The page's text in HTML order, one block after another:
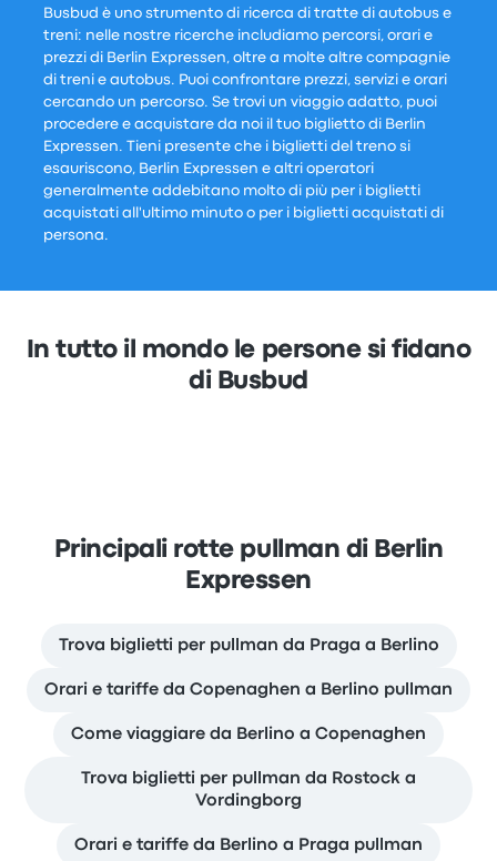
Busbud è uno strumento di ricerca di tratte di autobus e
treni: nelle nostre ricerche includiamo percorsi, orari e
prezzi di Berlin Expressen, oltre a molte altre compagnie
di treni e autobus. Puoi confrontare prezzi, servizi e orari
cercando un percorso. Se trovi un viaggio adatto, puoi
procedere e acquistare da noi il tuo biglietto di Berlin
Expressen. Tieni presente che i biglietti del treno si
esauriscono, Berlin Expressen e altri operatori
generalmente addebitano molto di più per i biglietti
acquistati all'ultimo minuto o per i biglietti acquistati di
persona.
In tutto il mondo le persone si fidano
di Busbud
Principali rotte pullman di Berlin
Expressen
Trova biglietti per pullman da Praga a Berlino
Orari e tariffe da Copenaghen a Berlino pullman
Come viaggiare da Berlino a Copenaghen
Trova biglietti per pullman da Rostock a
Vordingborg
Orari e tariffe da Berlino a Praga pullman